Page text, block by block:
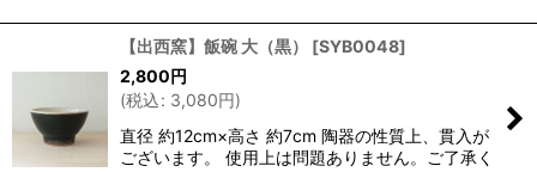
【出西窯】飯碗 大（黒） [SYB0048]
2,800円
(税込: 3,080円)
直径 約12cm×高さ 約7cm 陶器の性質上、貫入が
ございます。 使用上は問題ありません。ご了承く